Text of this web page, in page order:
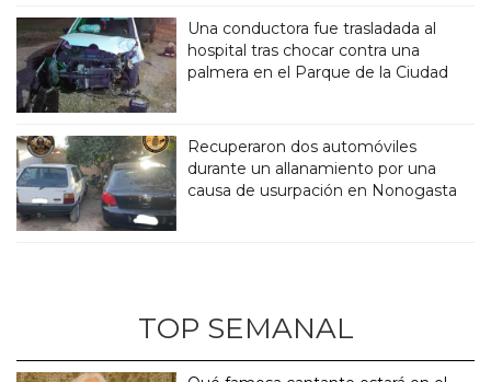
Una conductora fue trasladada al
hospital tras chocar contra una
palmera en el Parque de la Ciudad
Recuperaron dos automóviles
durante un allanamiento por una
causa de usurpación en Nonogasta
TOP SEMANAL